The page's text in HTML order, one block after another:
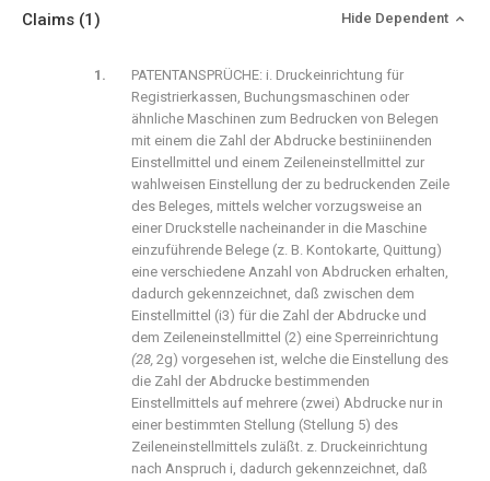
Claims (1) Hide Dependent
PATENTANSPRÜCHE: i. Druckeinrichtung für
Registrierkassen, Buchungsmaschinen oder
ähnliche Maschinen zum Bedrucken von Belegen
mit einem die Zahl der Abdrucke bestiniinenden
Einstellmittel und einem Zeileneinstellmittel zur
wahlweisen Einstellung der zu bedruckenden Zeile
des Beleges, mittels welcher vorzugsweise an
einer Druckstelle nacheinander in die Maschine
einzuführende Belege (z. B. Kontokarte, Quittung)
eine verschiedene Anzahl von Abdrucken erhalten,
dadurch gekennzeichnet, daß zwischen dem
Einstellmittel (i3) für die Zahl der Abdrucke und
dem Zeileneinstellmittel (2) eine Sperreinrichtung
(28, 2g) vorgesehen ist, welche die Einstellung des
die Zahl der Abdrucke bestimmenden
Einstellmittels auf mehrere (zwei) Abdrucke nur in
einer bestimmten Stellung (Stellung 5) des
Zeileneinstellmittels zuläßt. z. Druckeinrichtung
nach Anspruch i, dadurch gekennzeichnet, daß